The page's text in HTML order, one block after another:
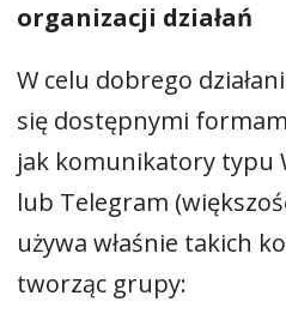
organizacji działań
W celu dobrego
się dostępnymi
jak komunikatory typu
lub Telegram
używa właśnie takich
tworząc grupy: